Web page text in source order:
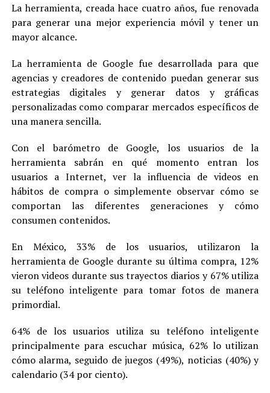
La herramienta, creada hace cuatro años, fue renovada
para generar una mejor experiencia móvil y tener un
mayor alcance.
La herramienta de Google fue desarrollada para que
agencias y creadores de contenido puedan generar sus
estrategias digitales y generar datos y gráficas
personalizadas como comparar mercados específicos de
una manera sencilla.
Con el barómetro de Google, los usuarios de la
herramienta sabrán en qué momento entran los
usuarios a Internet, ver la influencia de videos en
hábitos de compra o simplemente observar cómo se
comportan las diferentes generaciones y cómo
consumen contenidos.
En México, 33% de los usuarios, utilizaron la
herramienta de Google durante su última compra, 12%
vieron videos durante sus trayectos diarios y 67% utiliza
su teléfono inteligente para tomar fotos de manera
primordial.
64% de los usuarios utiliza su teléfono inteligente
principalmente para escuchar música, 62% lo utilizan
cómo alarma, seguido de juegos (49%), noticias (40%) y
calendario (34 por ciento).